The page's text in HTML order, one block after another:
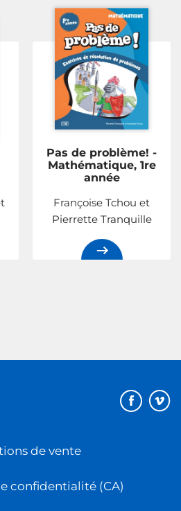
Pas de problème! -
Mathématique, 1re
année
Françoise Tchou et
Pierrette Tranquille
de vente
confidentialité (CA)